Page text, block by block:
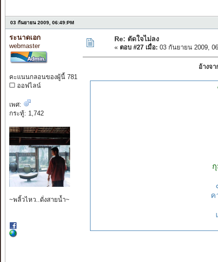
03 กันยายน 2009, 06:49:PM
ระนาดเอก
webmaster
คะแนนกลอนของผู้นี้ 781
ออฟไลน์
เพศ:
กระทู้: 1,742
~พลิ้วไหว..ดั่งสายน้ำ~
Re: ตัดใจไม่ลง
« ตอบ #27 เมื่อ: 03 กันยายน 2009,
อ้างจ
ค